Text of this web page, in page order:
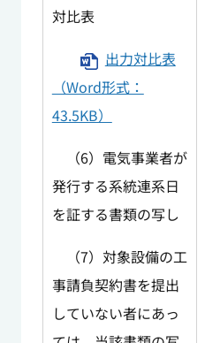
対比表
出力対比表
（Word形式：
43.5KB）
（6）電気事業者が
発行する系統連系日
を証する書類の写し
（7）対象設備の工
事請負契約書を提出
していない者にあっ